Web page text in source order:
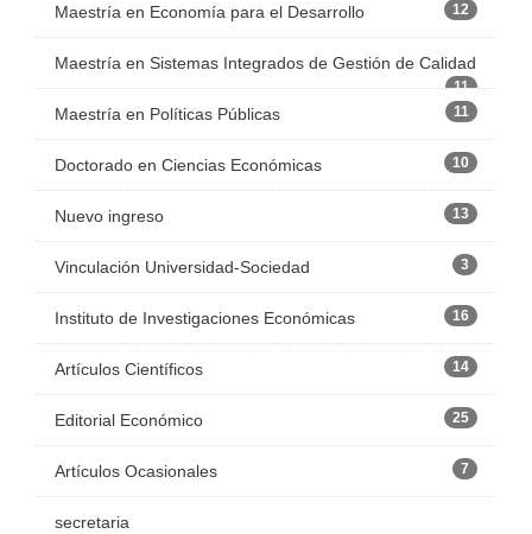
Maestría en Economía para el Desarrollo 12
Maestría en Sistemas Integrados de Gestión de Calidad
11
Maestría en Políticas Públicas 11
Doctorado en Ciencias Económicas 10
Nuevo ingreso 13
Vinculación Universidad-Sociedad 3
Instituto de Investigaciones Económicas 16
Artículos Científicos 14
Editorial Económico 25
Artículos Ocasionales 7
secretaria